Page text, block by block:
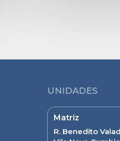
UNIDADES
Matriz
R. Benedito